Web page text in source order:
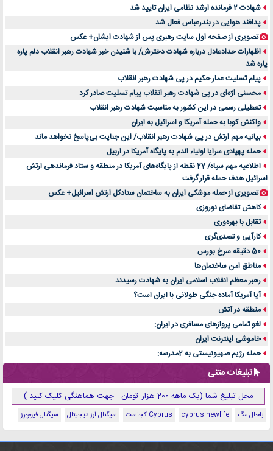
شهادت 2 فرمانده ارشد نظامی ایران تایید شد
پدافند هوایی در بندرعباس فعال شد
تصویری از صفحه اول سایت رهبری پس از شهادت ایشان+ عکس
اظهارات حدادعادل درباره شهادت دخترش/ با شنیدن خبر شهادت رهبر انقلاب دلم پاره
پاره شد
پیام تسلیت عمار حکیم در پی شهادت رهبر انقلاب
محسنی اژه‌ای در پی شهادت رهبر انقلاب پیام تسلیت صادر کرد
تعطیلی رسمی در این کشور به مناسبت شهادت رهبر انقلاب
واکنش کوبا به حمله آمریکا و اسرائیل به ایران
بیانیه مهم ارتش در پی شهادت رهبر انقلاب/ این جنایت بی‌پاسخ نخواهد ماند
حمله پهپادی سرایا اولیاء الدم به پایگاه آمریکا در اربیل
اطلاعیه مهم سپاه/ 27 نقطه از پایگاه‌های آمریکا در منطقه و ستاد فرماندهی ارتش
اسرائیل هدف حمله قرار گرفت
تصویری از حمله موشکی ایران به ساختمان ستادکل ارتش اسرائیل+ عکس
کاهش تقاضای نوروزی
تقابل با بهره‌وری
کارآیی و تصدی‌گری
50 دقیقه سرخ بورس
مناطق امن ساختمان‌ها
رهبر معظم انقلاب اسلامی ایران به شهادت رسیدند
آیا آمریکا آماده جنگی طولانی با ایران است؟
منطقه در آتش
لغو تمامی پروازهای مسافری در ایران:
خاموشی اینترنت ایران
حمله رژیم صهیونیستی به 2مدرسه:
تبلیغات متنی
محل تبلیغ شما (یک ماهه 200 هزار تومان - جهت هماهنگی کلیک کنید )
باحال مگ cyprus-newlife Cyprus کجاست سیگنال ارز دیجیتال سیگنال فیوچرز